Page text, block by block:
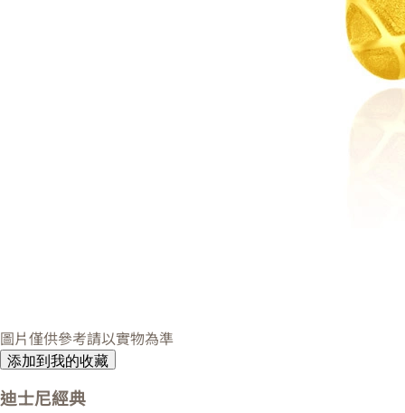
圖片僅供參考請以實物為準
添加到我的收藏
迪士尼經典